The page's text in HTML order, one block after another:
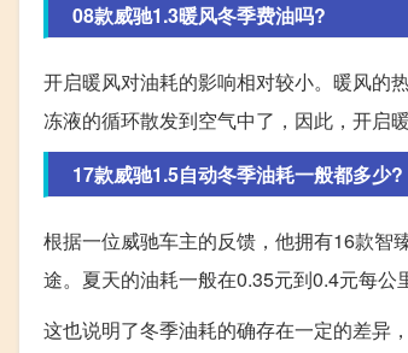
08款威驰1.3暖风冬季费油吗?
开启暖风对油耗的影响相对较小。暖风的
冻液的循环散发到空气中了，因此，开启
17款威驰1.5自动冬季油耗一般都多少?
根据一位威驰车主的反馈，他拥有16款智
途。夏天的油耗一般在0.35元到0.4元每公
这也说明了冬季油耗的确存在一定的差异